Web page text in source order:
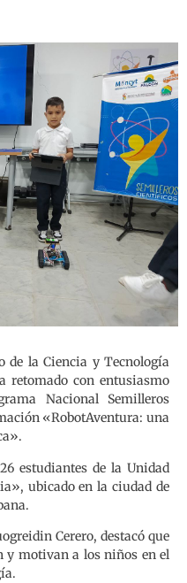
de la Ciencia y Tecnología
retomado con entusiasmo
Nacional Semilleros
«RobotAventura: una
estudiantes de la Unidad
ubicado en la ciudad de
Cerero, destacó que
y motivan a los niños en el